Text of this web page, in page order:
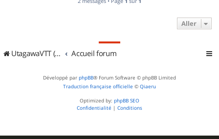
Aller
UtagawaVTT (Randos VTT et VTTAE avec traces GPS) Accueil forum
Développé par phpBB® Forum Software © phpBB Limited
Traduction française officielle © Qiaeru
Optimized by: phpBB SEO
Confidentialité | Conditions